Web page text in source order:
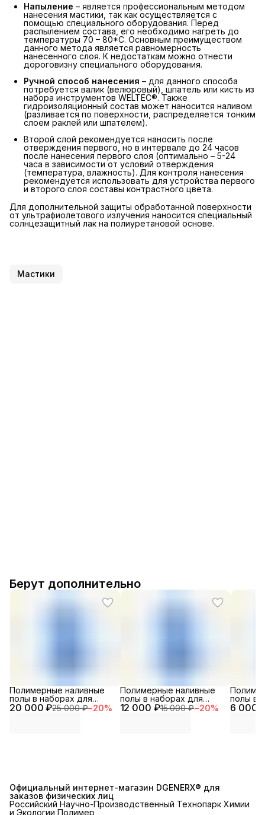
Напыление – является профессиональным методом
нанесения мастики, так как осуществляется с
помощью специального оборудования. Перед
распылением состава, его необходимо нагреть до
температуры 70 – 80*С. Основным преимуществом
данного метода является равномерность
нанесенного слоя. К недостаткам можно отнести
дороговизну специального оборудования.
Ручной способ нанесения – для данного способа
потребуется валик (велюровый), шпатель или кисть из
набора инструментов WELTEC®. Также
гидроизоляционный состав может наносится наливом
(разливается по поверхности, распределяется тонким
слоем раклей или шпателем).
Второй слой рекомендуется наносить после
отверждения первого, но в интервале до 24 часов
после нанесения первого слоя (оптимально – 5-24
часа в зависимости от условий отверждения
(температура, влажность). Для контроля нанесения
рекомендуется использовать для устройства первого
и второго слоя составы контрастного цвета.
Для дополнительной защиты обработанной поверхности
от ультрафиолетового излучения наносится специальный
солнцезащитный лак на полиуретановой основе.
Мастики
Берут дополнительно
20 000 ₽25 000 ₽−20%
Полимерные наливные
полы в наборах для
помещений
12 000 ₽15 000 ₽−20%
Полимерные наливные
полы в наборах для
помещений особого
6 000
полы в
Официальный интернет-магазин DGENERX® для
заказов физических лиц
Российский Научно-Производственный Технопарк Химии
и Экологии Полимер